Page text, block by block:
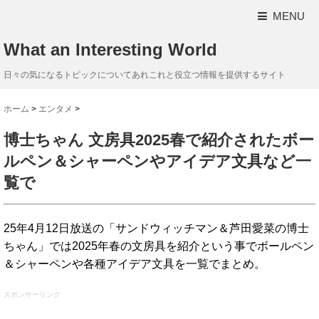
MENU
What an Interesting World
日々の気になるトピックについてあれこれと役立つ情報を提供するサイト
ホーム > エンタメ >
博士ちゃん 文房具2025春で紹介されたボー
ルペン＆シャーペンやアイデア文具など一
覧で
25年4月12日放送の「サンドウィッチマン＆芦田愛菜の博士
ちゃん」では2025年春の文房具を紹介という事でボールペン
＆シャーペンや各種アイデア文具を一覧でまとめ。
スポンサーリンク